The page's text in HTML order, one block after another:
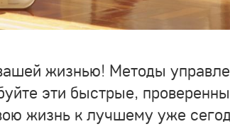
жизнью! Методы
эти быстрые,
жизнь к лучшему уже